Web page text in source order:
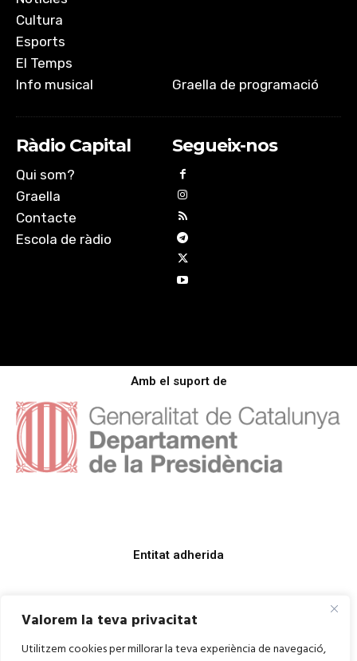
Valorem la teva privacitat
Utilitzem cookies per millorar la teva experiència de navegació,
Cultura
Esports
El Temps
Info musical
Graella de programació
Ràdio Capital
Qui som?
Graella
Contacte
Escola de ràdio
Segueix-nos
Amb el suport de
Entitat adherida